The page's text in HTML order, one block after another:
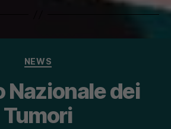
Categorie
NEWS
Nazionale dei
Tumori